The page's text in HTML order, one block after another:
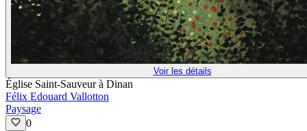
Voir les détails
Église Saint-Sauveur à Dinan
Félix Edouard Vallotton
Paysage
0